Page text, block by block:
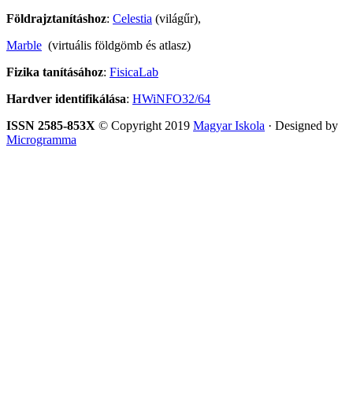
Földrajztanításhoz: Celestia (világűr),
Marble (virtuális földgömb és atlasz)
Fizika tanításához: FisicaLab
Hardver identifikálása: HWiNFO32/64
ISSN 2585-853X © Copyright 2019 Magyar Iskola · Designed by
Microgramma